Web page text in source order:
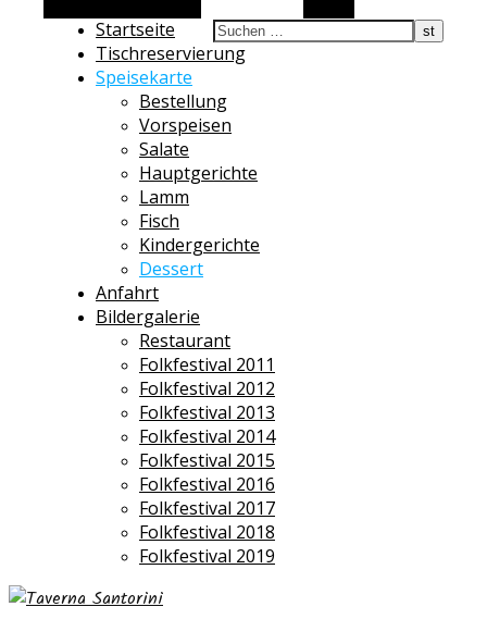
Startseite
Tischreservierung
Speisekarte
Bestellung
Vorspeisen
Salate
Hauptgerichte
Lamm
Fisch
Kindergerichte
Dessert
Anfahrt
Bildergalerie
Restaurant
Folkfestival 2011
Folkfestival 2012
Folkfestival 2013
Folkfestival 2014
Folkfestival 2015
Folkfestival 2016
Folkfestival 2017
Folkfestival 2018
Folkfestival 2019